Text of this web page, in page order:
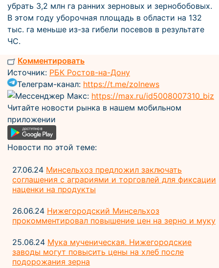
убрать 3,2 млн га ранних зерновых и зернобобовых.
В этом году уборочная площадь в области на 132
тыс. га меньше из-за гибели посевов в результате
ЧС.
Комментировать
Источник: РБК Ростов-на-Дону
Телеграм-канал: https://t.me/zolnews
Мессенджер Макс: https://max.ru/id5008007310_biz
Читайте новости рынка в нашем мобильном
приложении
Новости по этой теме:
27.06.24 Минсельхоз предложил заключать
соглашения с аграриями и торговлей для фиксации
наценки на продукты
26.06.24 Нижегородский Минсельхоз
прокомментировал повышение цен на зерно и муку
25.06.24 Мука мученическая. Нижегородские
заводы могут повысить цены на хлеб после
подорожания зерна